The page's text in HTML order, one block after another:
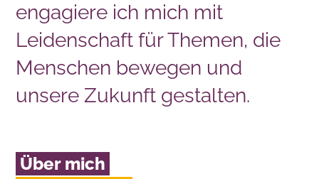
engagiere ich mich mit
Leidenschaft für Themen, die
Menschen bewegen und
unsere Zukunft gestalten.
Über mich